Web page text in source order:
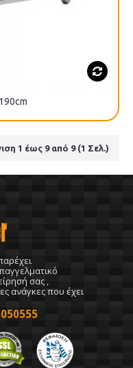
1 έως 9 από 9 (1 Σελ.)
σας ,
ανάγκες που έχει